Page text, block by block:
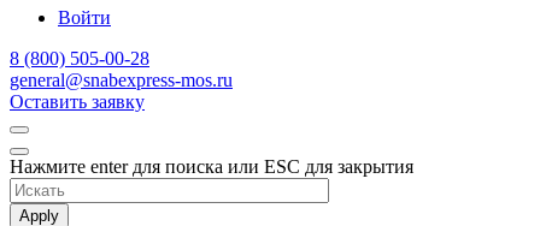
Войти
8 (800) 505-00-28
general@snabexpress-mos.ru
Оставить заявку
Нажмите enter для поиска или ESC для закрытия
Apply